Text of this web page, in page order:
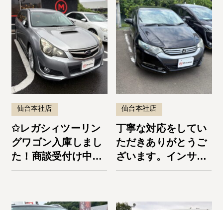
仙台本社店
✩レガシィツーリン
グワゴン入庫しまし
た！商談受付け中で
す✩
仙台本社店
丁寧な対応をしてい
ただきありがとうご
ざいます。インサイ
ト